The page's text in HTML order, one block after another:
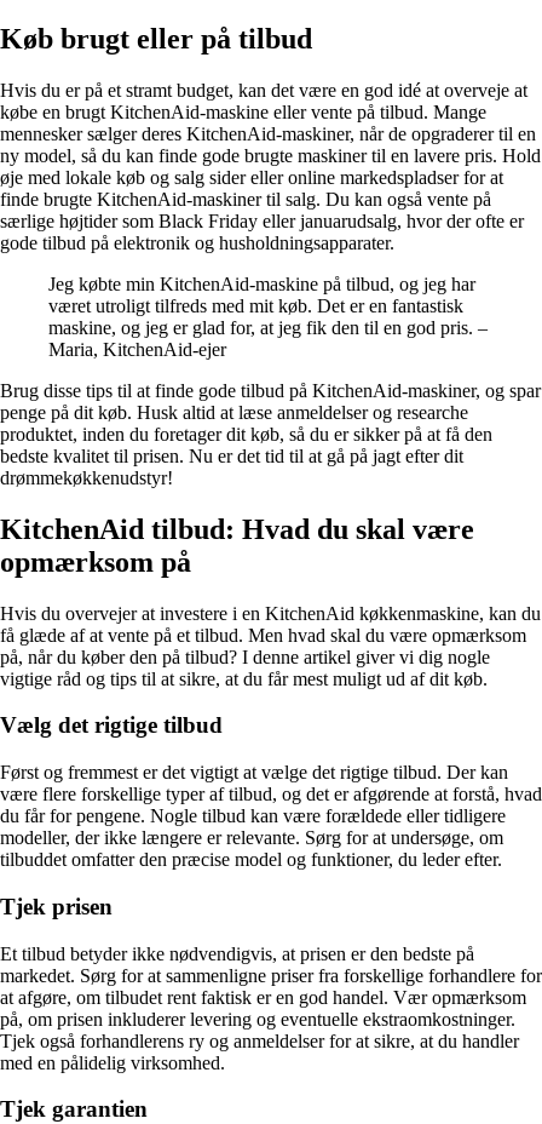
Køb brugt eller på tilbud
Hvis du er på et stramt budget, kan det være en god idé at overveje at
købe en brugt KitchenAid-maskine eller vente på tilbud. Mange
mennesker sælger deres KitchenAid-maskiner, når de opgraderer til en
ny model, så du kan finde gode brugte maskiner til en lavere pris. Hold
øje med lokale køb og salg sider eller online markedspladser for at
finde brugte KitchenAid-maskiner til salg. Du kan også vente på
særlige højtider som Black Friday eller januarudsalg, hvor der ofte er
gode tilbud på elektronik og husholdningsapparater.
Jeg købte min KitchenAid-maskine på tilbud, og jeg har
været utroligt tilfreds med mit køb. Det er en fantastisk
maskine, og jeg er glad for, at jeg fik den til en god pris. –
Maria, KitchenAid-ejer
Brug disse tips til at finde gode tilbud på KitchenAid-maskiner, og spar
penge på dit køb. Husk altid at læse anmeldelser og researche
produktet, inden du foretager dit køb, så du er sikker på at få den
bedste kvalitet til prisen. Nu er det tid til at gå på jagt efter dit
drømmekøkkenudstyr!
KitchenAid tilbud: Hvad du skal være
opmærksom på
Hvis du overvejer at investere i en KitchenAid køkkenmaskine, kan du
få glæde af at vente på et tilbud. Men hvad skal du være opmærksom
på, når du køber den på tilbud? I denne artikel giver vi dig nogle
vigtige råd og tips til at sikre, at du får mest muligt ud af dit køb.
Vælg det rigtige tilbud
Først og fremmest er det vigtigt at vælge det rigtige tilbud. Der kan
være flere forskellige typer af tilbud, og det er afgørende at forstå, hvad
du får for pengene. Nogle tilbud kan være forældede eller tidligere
modeller, der ikke længere er relevante. Sørg for at undersøge, om
tilbuddet omfatter den præcise model og funktioner, du leder efter.
Tjek prisen
Et tilbud betyder ikke nødvendigvis, at prisen er den bedste på
markedet. Sørg for at sammenligne priser fra forskellige forhandlere for
at afgøre, om tilbudet rent faktisk er en god handel. Vær opmærksom
på, om prisen inkluderer levering og eventuelle ekstraomkostninger.
Tjek også forhandlerens ry og anmeldelser for at sikre, at du handler
med en pålidelig virksomhed.
Tjek garantien